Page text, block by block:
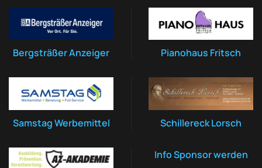
Bergsträßer Anzeiger Pianohaus Fritsch
Samstag Werbemittel Schillereck Lorsch
Info Sponsor werden